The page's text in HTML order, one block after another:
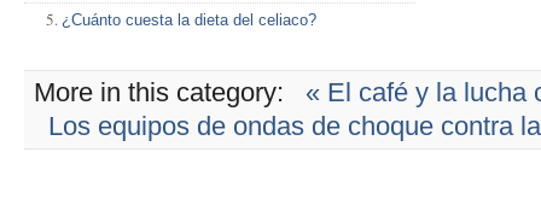
¿Cuánto cuesta la dieta del celiaco?
More in this category:
« El café y la lucha
Los equipos de ondas de choque contra